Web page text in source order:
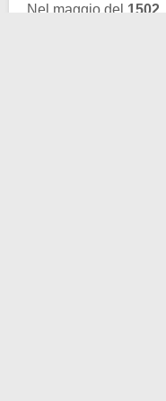
Nel maggio del 1502